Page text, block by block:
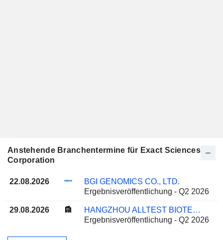
Anstehende Branchentermine für Exact Sciences
Corporation
22.08.2026
BGI GENOMICS CO., LTD.
Ergebnisveröffentlichung - Q2 2026
29.08.2026
HANGZHOU ALLTEST BIOTECH CO., LTD.
Ergebnisveröffentlichung - Q2 2026